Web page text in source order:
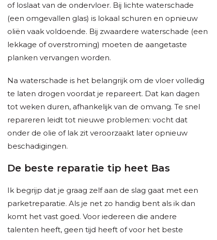
of loslaat van de ondervloer. Bij lichte waterschade
(een omgevallen glas) is lokaal schuren en opnieuw
oliën vaak voldoende. Bij zwaardere waterschade (een
lekkage of overstroming) moeten de aangetaste
planken vervangen worden.
Na waterschade is het belangrijk om de vloer volledig
te laten drogen voordat je repareert. Dat kan dagen
tot weken duren, afhankelijk van de omvang. Te snel
repareren leidt tot nieuwe problemen: vocht dat
onder de olie of lak zit veroorzaakt later opnieuw
beschadigingen.
De beste reparatie tip heet Bas
Ik begrijp dat je graag zelf aan de slag gaat met een
parketreparatie. Als je net zo handig bent als ik dan
komt het vast goed. Voor iedereen die andere
talenten heeft, geen tijd heeft of voor het beste